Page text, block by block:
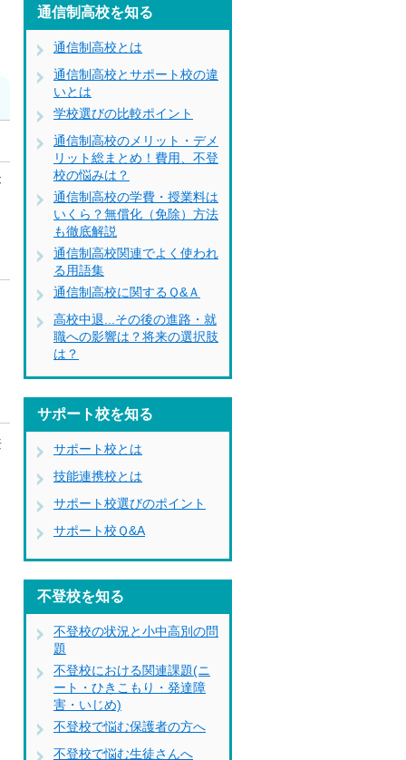
通信制高校を知る
通信制高校とは
通信制高校とサポート校の違
いとは
学校選びの比較ポイント
通信制高校のメリット・デメ
リット総まとめ！費用、不登
校の悩みは？
通信制高校の学費・授業料は
いくら？無償化（免除）方法
も徹底解説
通信制高校関連でよく使われ
る用語集
通信制高校に関するＱ&Ａ
高校中退...その後の進路・就
職への影響は？将来の選択肢
は？
サポート校を知る
サポート校とは
技能連携校とは
サポート校選びのポイント
サポート校Ｑ&A
不登校を知る
不登校の状況と小中高別の問
題
不登校における関連課題(ニ
ート・ひきこもり・発達障
害・いじめ)
不登校で悩む保護者の方へ
不登校で悩む生徒さんへ